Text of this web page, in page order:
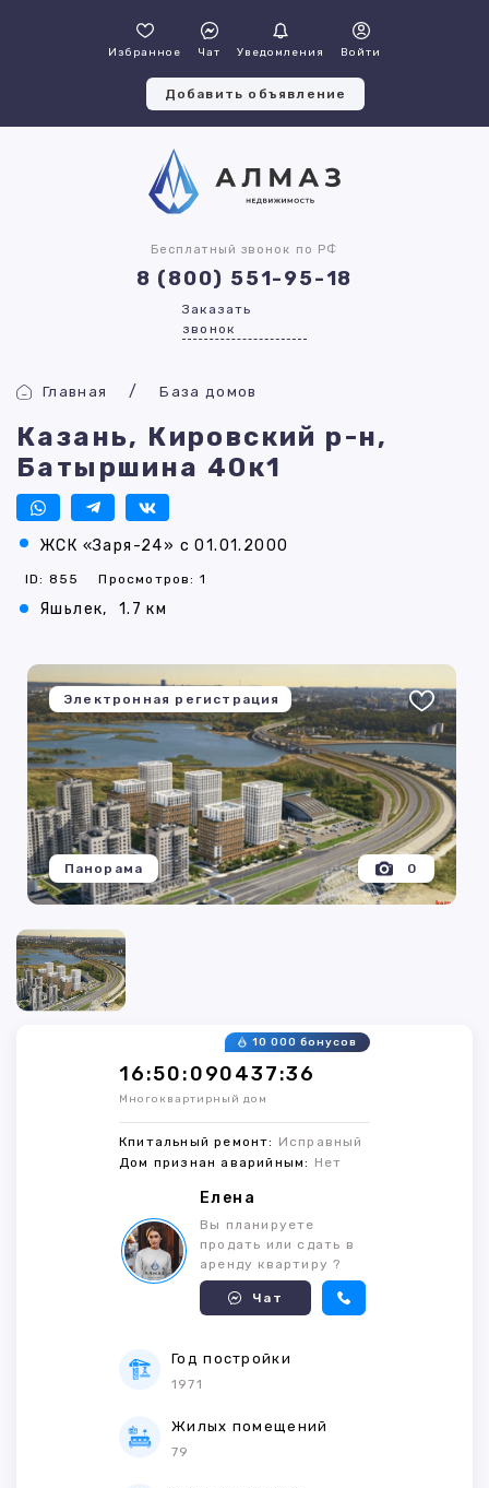
Избранное Чат Уведомления Войти
Добавить объявление
Бесплатный звонок по РФ
8 (800) 551-95-18
Заказать
звонок
Главная База домов
Казань, Кировский р-н,
Батыршина 40к1
ЖСК «Заря-24» с 01.01.2000
ID: 855 Просмотров: 1
Яшьлек, 1.7 км
Электронная регистрация
0
Панорама
16:50:090437:36
10 000 бонусов
Многоквартирный дом
Кпитальный ремонт: Исправный
Дом признан аварийным: Нет
Елена
Вы планируете
продать или сдать в
аренду квартиру ?
Чат
Год постройки
1971
Жилых помещений
79